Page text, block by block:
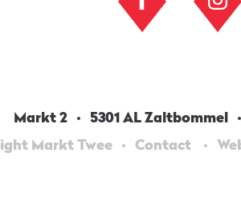
Markt 2 5301 AL Zaltbommel
Markt Twee
Contact